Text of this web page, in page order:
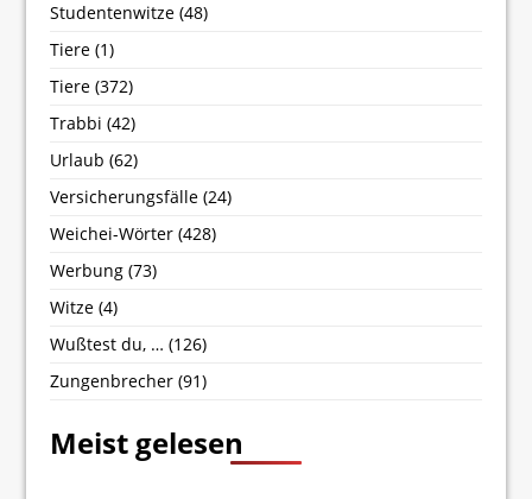
Studentenwitze (48)
Tiere (1)
Tiere (372)
Trabbi (42)
Urlaub (62)
Versicherungsfälle (24)
Weichei-Wörter (428)
Werbung (73)
Witze (4)
Wußtest du, … (126)
Zungenbrecher (91)
Meist gelesen